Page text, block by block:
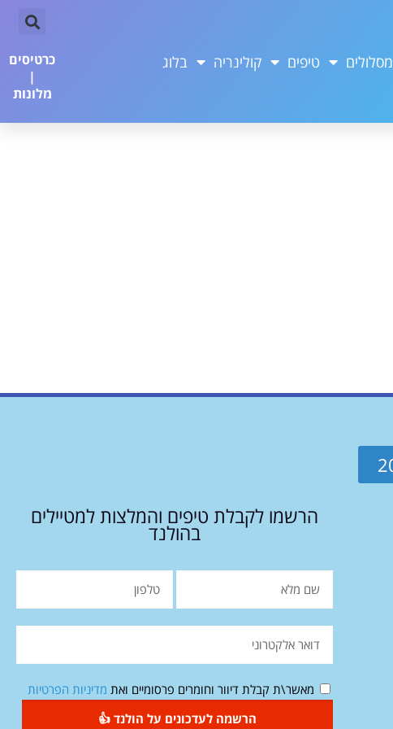
מסלולים טיפים קולינריה בלוג
כרטיסים
|
מלונות
הרשמו לקבלת טיפים והמלצות למטיילים
בהולנד
מאשר\ת קבלת דיוור וחומרים פרסומיים ואת מדיניות הפרטיות
הרשמה לעדכונים על הולנד 👍